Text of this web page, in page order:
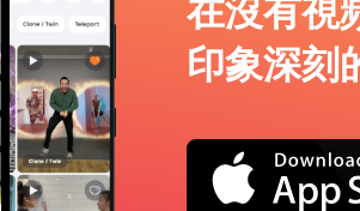
在沒有視
印象深刻